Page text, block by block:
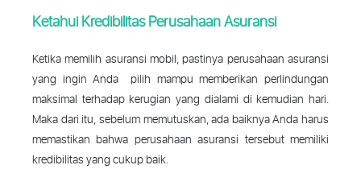
Ketahui Kredibilitas Perusahaan Asuransi
Ketika memilih asuransi mobil, pastinya perusahaan asuransi
yang ingin Anda
pilih mampu memberikan perlindungan
maksimal terhadap kerugian yang dialami di kemudian hari.
Maka dari itu, sebelum memutuskan, ada baiknya Anda harus
memastikan bahwa perusahaan asuransi tersebut memiliki
kredibilitas yang cukup baik.